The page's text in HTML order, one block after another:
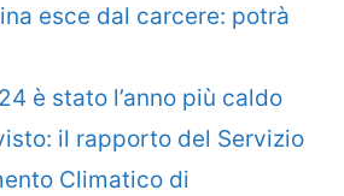
esce dal carcere: potrà
è stato l’anno più caldo
il rapporto del Servizio
Climatico di